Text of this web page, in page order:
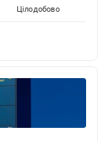
Цілодобово